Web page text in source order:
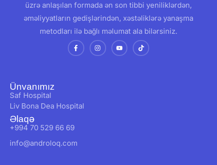
üzrə anlaşılan formada ən son tibbi yeniliklərdən,
əməliyyatların gedişlərindən, xəstəliklərə yanaşma
metodları ilə bağlı məlumat ala bilərsiniz.
Ünvanımız
Saf Hospital
Liv Bona Dea Hospital
Əlaqə
+994 70 529 66 69
info@androloq.com